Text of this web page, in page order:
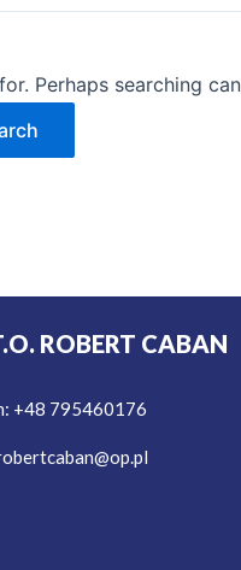
Perhaps searching
ROBERT CABAN
+48 795460176